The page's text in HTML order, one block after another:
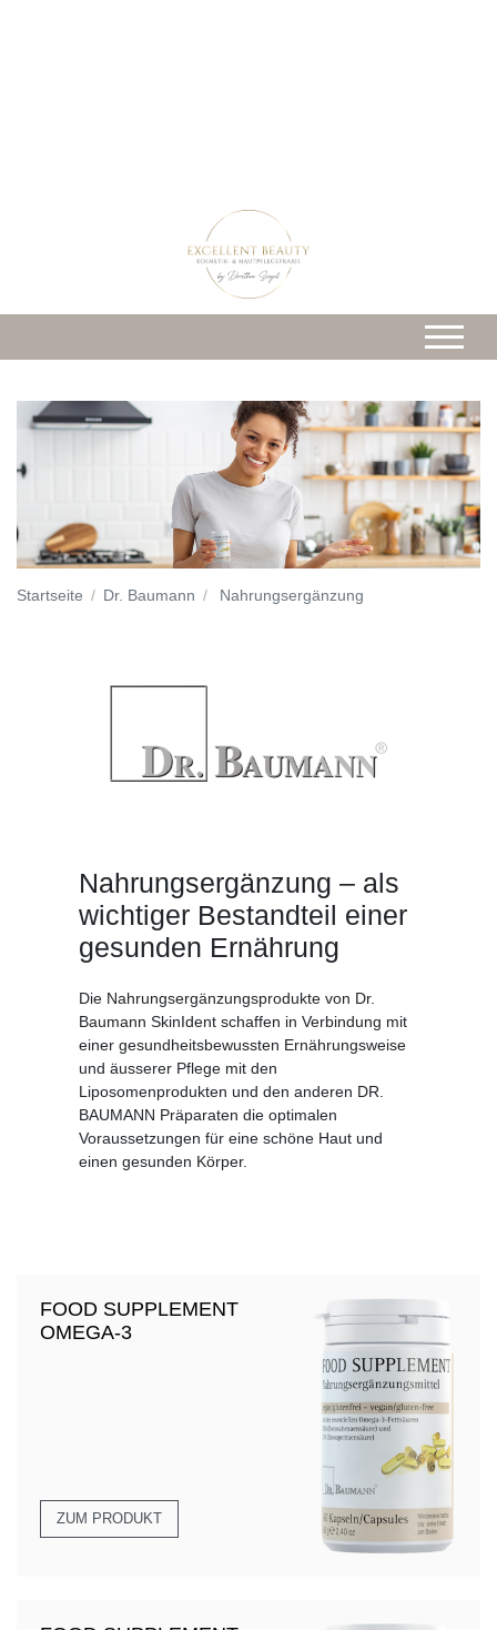
Startseite Dr. Baumann Nahrungsergänzung
Nahrungsergänzung – als
wichtiger Bestandteil einer
gesunden Ernährung
Die Nahrungsergänzungsprodukte von Dr.
Baumann SkinIdent schaffen in Verbindung mit
einer gesundheitsbewussten Ernährungsweise
und äusserer Pflege mit den
Liposomenprodukten und den anderen DR.
BAUMANN Präparaten die optimalen
Voraussetzungen für eine schöne Haut und
einen gesunden Körper.
FOOD SUPPLEMENT
OMEGA-3
ZUM PRODUKT